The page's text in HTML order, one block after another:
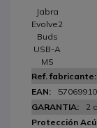
Jabra
Evolve2
Buds
USB-A
MS
2